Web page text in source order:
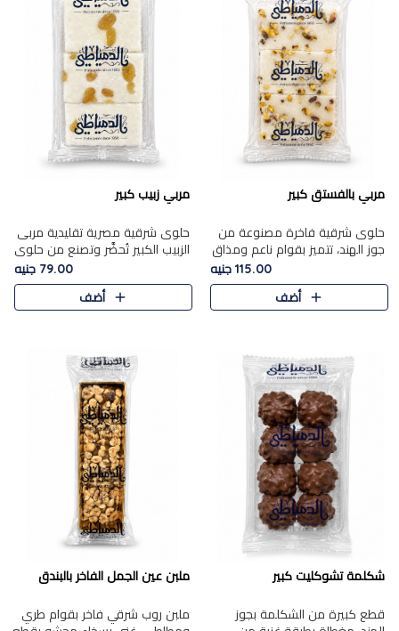
مربي بالفستق كبير
حلوى شرقية فاخرة مصنوعة من
جوز الهند، تتميز بقوام ناعم ومذاق
غني، وتزين بقطع من الفستق
الفاخر التي تضيف عليها قرمشة
115.00 جنيه
أضف
مربي زبيب كبير
حلوى شرقية مصرية تقليدية مربى
الزبيب الكبير تُحضَّر وتصنع من حلوي
جوز الهند باسد بقوام طري ومذاق
غني، وتُزين وتغطا بحبات الزبيب
الذهبي التي ..
79.00 جنيه
أضف
شكلمة تشوكليت كبير
قطع كبيرة من الشكلمة بجوز
ملبن عين الجمل الفاخر بالبندق
ملبن روب شرقي فاخر بقوام طري